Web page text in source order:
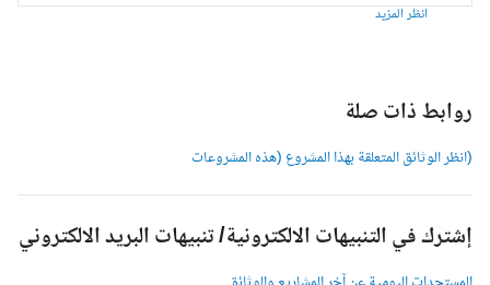
انظر المزيد
روابط ذات صلة
(انظر الوثائق المتعلقة بهذا المشروع (هذه المشروعات
إشترك في التنبيهات الالكترونية/ تنبيهات البريد الالكتروني